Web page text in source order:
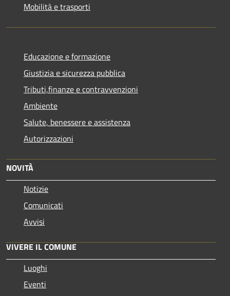
Mobilità e trasporti
Educazione e formazione
Giustizia e sicurezza pubblica
Tributi,finanze e contravvenzioni
Ambiente
Salute, benessere e assistenza
Autorizzazioni
NOVITÀ
Notizie
Comunicati
Avvisi
VIVERE IL COMUNE
Luoghi
Eventi